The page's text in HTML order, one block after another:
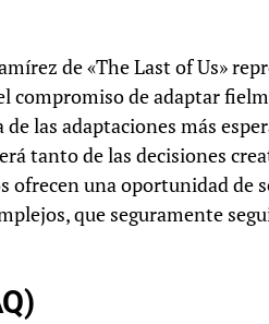
de «The Last of Us»
compromiso de adaptar
las adaptaciones más
tanto de las decisiones
ofrecen una oportunidad de
que seguramente